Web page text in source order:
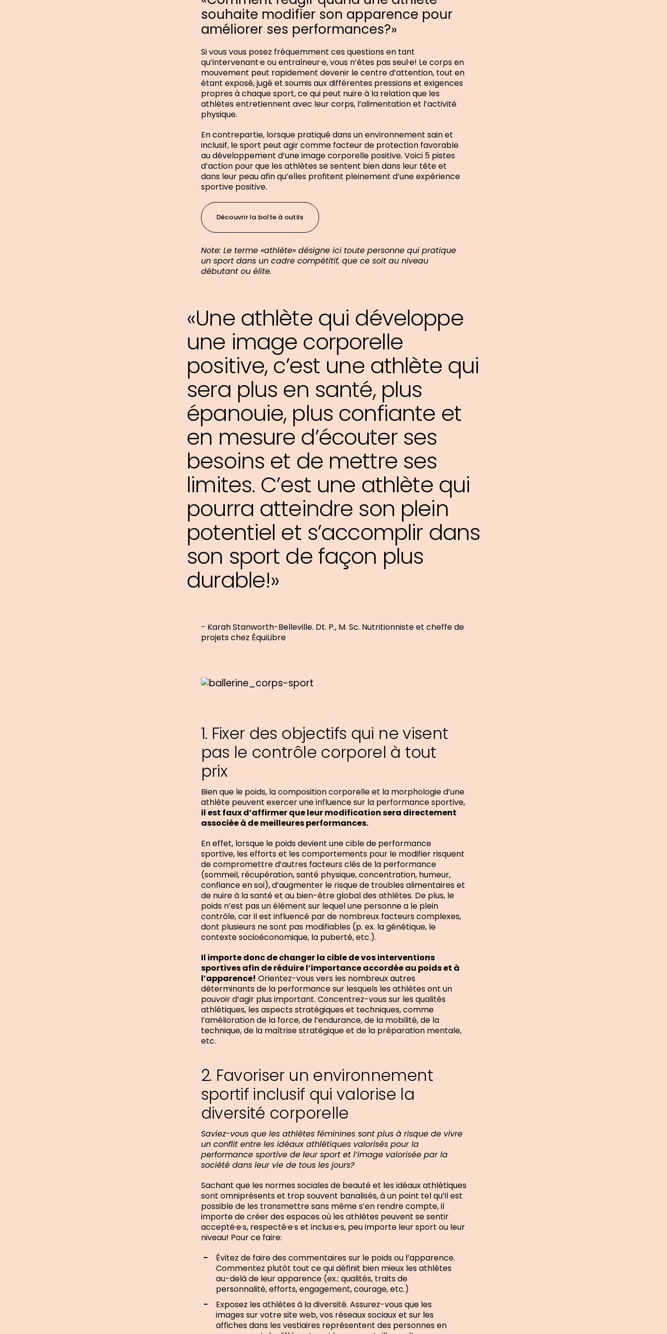
souhaite modifier son apparence pour
améliorer ses performances?»
Si vous vous posez fréquemment ces questions en tant
qu’intervenant·e ou entraîneur·e, vous n’êtes pas seul·e! Le corps en
mouvement peut rapidement devenir le centre d’attention, tout en
étant exposé, jugé et soumis aux différentes pressions et exigences
propres à chaque sport, ce qui peut nuire à la relation que les
athlètes entretiennent avec leur corps, l’alimentation et l’activité
physique.
En contrepartie, lorsque pratiqué dans un environnement sain et
inclusif, le sport peut agir comme facteur de protection favorable
au développement d’une image corporelle positive. Voici 5 pistes
d’action pour que les athlètes se sentent bien dans leur tête et
dans leur peau afin qu’elles profitent pleinement d’une expérience
sportive positive.
Découvrir la boîte à outils
Note: Le terme «athlète» désigne ici toute personne qui pratique
un sport dans un cadre compétitif, que ce soit au niveau
débutant ou élite.
«Une athlète qui développe
une image corporelle
positive, c’est une athlète qui
sera plus en santé, plus
épanouie, plus confiante et
en mesure d’écouter ses
besoins et de mettre ses
limites. C’est une athlète qui
pourra atteindre son plein
potentiel et s’accomplir dans
son sport de façon plus
durable!»
- Karah Stanworth-Belleville. Dt. P., M. Sc. Nutritionniste et cheffe de
projets chez ÉquiLibre
1. Fixer des objectifs qui ne visent
pas le contrôle corporel à tout
prix
Bien que le poids, la composition corporelle et la morphologie d’une
athlète peuvent exercer une influence sur la performance sportive,
il est faux d’affirmer que leur modification sera directement
associée à de meilleures performances.
En effet, lorsque le poids devient une cible de performance
sportive, les efforts et les comportements pour le modifier risquent
de compromettre d’autres facteurs clés de la performance
(sommeil, récupération, santé physique, concentration, humeur,
confiance en soi), d’augmenter le risque de troubles alimentaires et
de nuire à la santé et au bien-être global des athlètes. De plus, le
poids n’est pas un élément sur lequel une personne a le plein
contrôle, car il est influencé par de nombreux facteurs complexes,
dont plusieurs ne sont pas modifiables (p. ex. la génétique, le
contexte socioéconomique, la puberté, etc.).
Il importe donc de changer la cible de vos interventions
sportives afin de réduire l’importance accordée au poids et à
l’apparence! Orientez-vous vers les nombreux autres
déterminants de la performance sur lesquels les athlètes ont un
pouvoir d’agir plus important. Concentrez-vous sur les qualités
athlétiques, les aspects stratégiques et techniques, comme
l’amélioration de la force, de l’endurance, de la mobilité, de la
technique, de la maîtrise stratégique et de la préparation mentale,
etc.
2. Favoriser un environnement
sportif inclusif qui valorise la
diversité corporelle
Saviez-vous que les athlètes féminines sont plus à risque de vivre
un conflit entre les idéaux athlétiques valorisés pour la
performance sportive de leur sport et l’image valorisée par la
société dans leur vie de tous les jours?
Sachant que les normes sociales de beauté et les idéaux athlétiques
sont omniprésents et trop souvent banalisés, à un point tel qu’il est
possible de les transmettre sans même s’en rendre compte, il
importe de créer des espaces où les athlètes peuvent se sentir
accepté·e·s, respecté·e·s et inclus·e·s, peu importe leur sport ou leur
niveau! Pour ce faire:
Évitez de faire des commentaires sur le poids ou l’apparence.
Commentez plutôt tout ce qui définit bien mieux les athlètes
au-delà de leur apparence (ex.: qualités, traits de
personnalité, efforts, engagement, courage, etc.)
Exposez les athlètes à la diversité. Assurez-vous que les
images sur votre site web, vos réseaux sociaux et sur les
affiches dans les vestiaires représentent des personnes en